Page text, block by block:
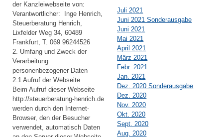
der Kanzleiwebseite von:
Verantwortlicher: Inge Henrich,
Steuerberatung Henrich,
Lixfelder Weg 34, 60489
Frankfurt, T. 069 96244526
2. Umfang und Zweck der
Verarbeitung
personenbezogener Daten
2.1 Aufruf der Webseite
Beim Aufruf dieser Webseite
http://steuerberatung-henrich.de
werden durch den Internet-
Browser, den der Besucher
verwendet, automatisch Daten
Juli 2021
Juni 2021 Sonderausgabe
Juni 2021
Mai 2021
April 2021
März 2021
Febr. 2021
Jan. 2021
Dez. 2020 Sonderausgabe
Dez. 2020
Nov. 2020
Okt. 2020
Sept. 2020
Aug. 2020